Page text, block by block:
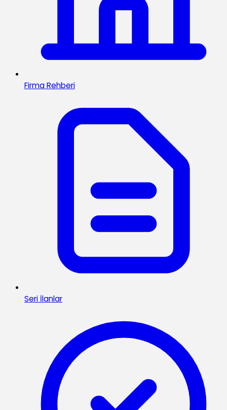
Firma Rehberi
Seri İlanlar